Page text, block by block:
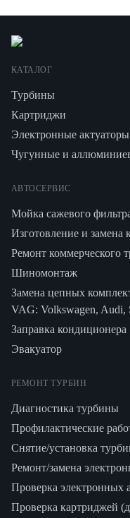
КАТАЛОГ
Турбины
Картриджи
Электронные
Чугунные и
АВТОСЕРВИС
Мойка сажевого
Изготовление и замена
Ремонт коммерческого
Шиномонтаж
Замена цепных
VAG: Volkswagen, Audi,
Заправка кондиционера
Эвакуатор
РЕМОНТ ТУРБИН
Диагностика турбины
Профилактические
Снятие/установка
Ремонт/замена
Проверка электронных
Проверка картриджей